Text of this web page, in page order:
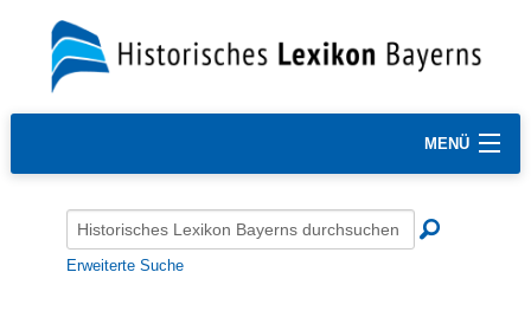
MENÜ
Erweiterte Suche